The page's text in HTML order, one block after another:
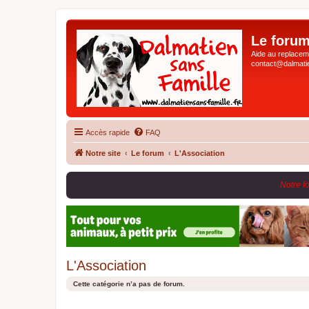
Le
Aide au
Accès rapide FAQ
Notre site Le forum L'Association
Notre
L'Association
Cette catégorie n’a pas de forum.